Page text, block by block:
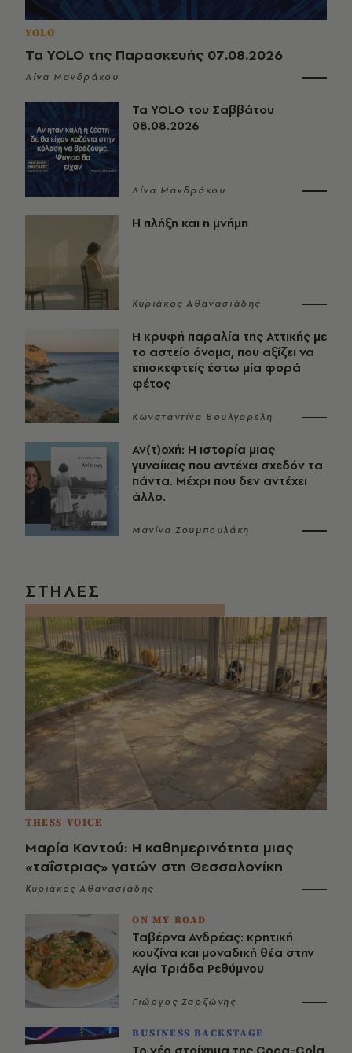
YOLO
Τα YOLO της Παρασκευής 07.08.2026
Λίνα Μανδράκου
Τα YOLO του Σαββάτου
08.08.2026
Λίνα Μανδράκου
Η πλήξη και η μνήμη
Κυριάκος Αθανασιάδης
Η κρυφή παραλία της Αττικής με
το αστείο όνομα, που αξίζει να
επισκεφτείς έστω μία φορά
φέτος
Κωνσταντίνα Βουλγαρέλη
Αν(τ)οχή: Η ιστορία μιας
γυναίκας που αντέχει σχεδόν τα
πάντα. Μέχρι που δεν αντέχει
άλλο.
Μανίνα Ζουμπουλάκη
ΣΤΗΛΕΣ
THESS VOICE
Μαρία Κοντού: Η καθημερινότητα μιας
«ταΐστριας» γατών στη Θεσσαλονίκη
Κυριάκος Αθανασιάδης
ON MY ROAD
Ταβέρνα Ανδρέας: κρητική
κουζίνα και μοναδική θέα στην
Αγία Τριάδα Ρεθύμνου
Γιώργος Ζαρζώνης
BUSINESS BACKSTAGE